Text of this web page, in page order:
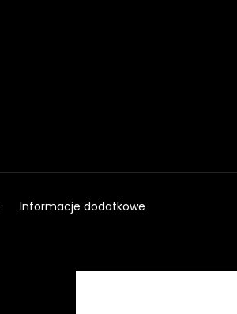
Informacje dodatkowe